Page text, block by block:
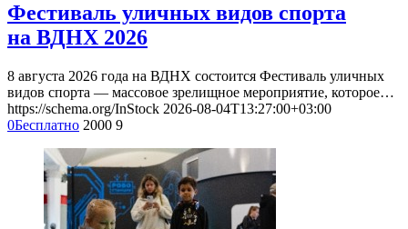
Фестиваль уличных видов спорта
на ВДНХ 2026
8 августа 2026 года на ВДНХ состоится Фестиваль уличных
видов спорта — массовое зрелищное мероприятие, которое…
https://schema.org/InStock 2026-08-04T13:27:00+03:00
0Бесплатно 2000 9